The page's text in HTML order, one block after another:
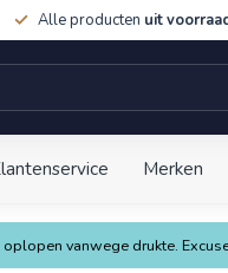
Alle producten uit
Merken
vanwege drukte.